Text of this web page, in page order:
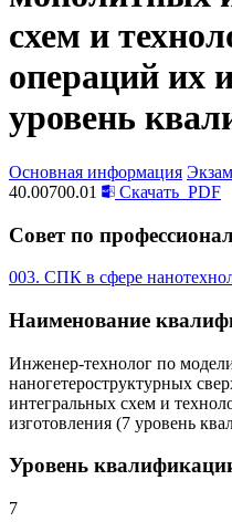
схем и
операций их
уровень
Основная информация
40.00700.01
Скачать PDF
Совет по
003. СПК в сфере
Наименование
Инженер-технолог по
наногетероструктурных
интегральных схем и
изготовления (7 уровень
Уровень
7